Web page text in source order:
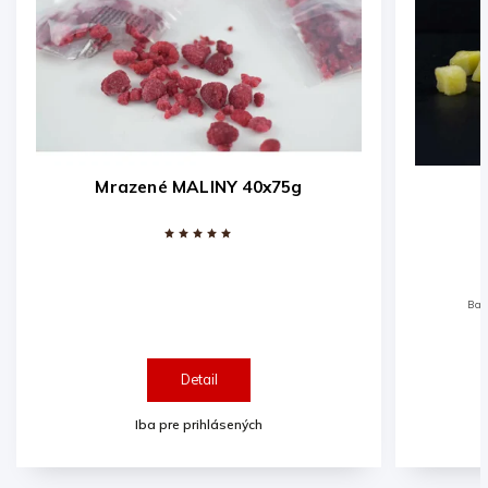
Zázvor kocky 1kg
Iba pre prihlásených
Detail